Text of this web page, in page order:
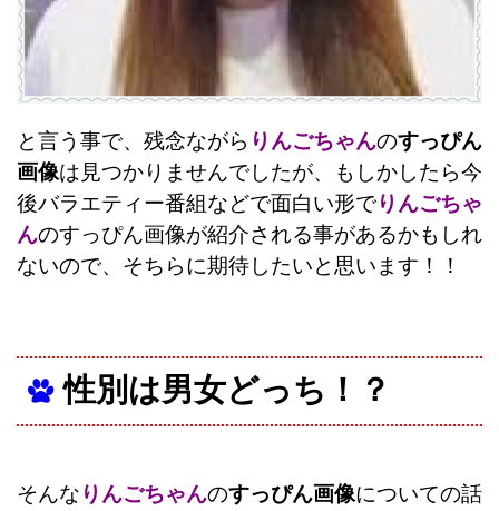
と言う事で、残念ながら りんごちゃんのすっぴん
画像は見つかりませんでしたが、もしかしたら今
後バラエティー番組などで面白い形でりんごちゃ
んのすっぴん画像が紹介される事があるかもしれ
ないので、そちらに期待したいと思います！！
性別は男女どっち！？
そんな りんごちゃんのすっぴん画像についての話